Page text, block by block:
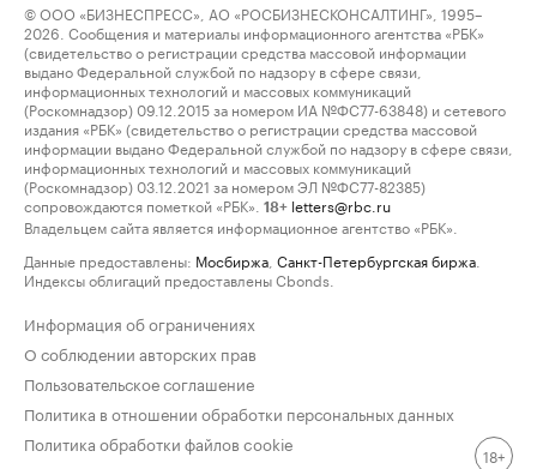
© ООО «БИЗНЕСПРЕСС», АО «РОСБИЗНЕСКОНСАЛТИНГ», 1995–
2026. Сообщения и материалы информационного агентства «РБК»
(свидетельство о регистрации средства массовой информации
выдано Федеральной службой по надзору в сфере связи,
информационных технологий и массовых коммуникаций
(Роскомнадзор) 09.12.2015 за номером ИА №ФС77-63848) и сетевого
издания «РБК» (свидетельство о регистрации средства массовой
информации выдано Федеральной службой по надзору в сфере связи,
информационных технологий и массовых коммуникаций
(Роскомнадзор) 03.12.2021 за номером ЭЛ №ФС77-82385)
сопровождаются пометкой «РБК».
18+ letters@rbc.ru
Владельцем сайта является информационное агентство «РБК».
Данные предоставлены: Мосбиржа Санкт-Петербургская биржа
Индексы облигаций предоставлены Cbonds.
Информация об ограничениях
О соблюдении авторских прав
Пользовательское соглашение
Политика в отношении обработки персональных данных
Политика обработки файлов cookie
18+